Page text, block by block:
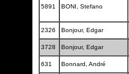
5891 BONI, Stefano
2326 Bonjour, Edgar
3728
Bonjour, Edgar
631 Bonnard, André